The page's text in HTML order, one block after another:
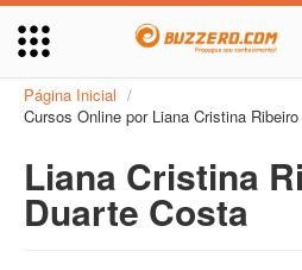
Página Inicial /
Cursos Online por Liana Cristina
Liana Cristina
Duarte Costa